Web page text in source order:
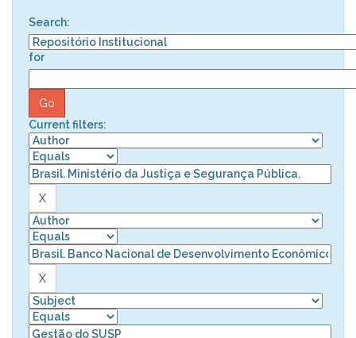
Search:
for
Current filters: